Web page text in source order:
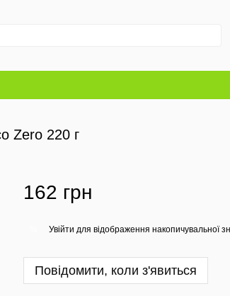
Zero 220 г
162 грн
Увійти для відображення накопичувальної
Повідомити, коли з'явиться